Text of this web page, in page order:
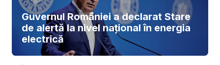
Guvernul României a declarat Stare
de alertă la nivel național în energia
electrică